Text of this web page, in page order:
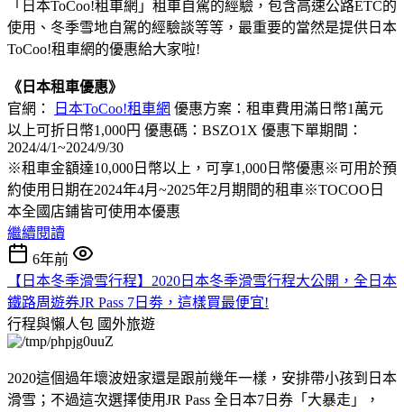
「日本ToCoo!租車網」租車自駕的經驗，包含高速公路ETC的
使用、冬季雪地自駕的經驗談等等，最重要的當然是提供日本
ToCoo!租車網的優惠給大家啦!
《日本租車優惠》
官網：
日本ToCoo!租車網 優惠方案：租車費用滿日幣1萬元
以上可折日幣1,000円 優惠碼：BSZO1X 優惠下單期間：
2024/4/1~2024/9/30
※租車金額達10,000日幣以上，可享1,000日幣優惠※可用於預
約使用日期在2024年4月~2025年2月期間的租車※TOCOO日
本全國店鋪皆可使用本優惠
繼續閱讀
6年前
【日本冬季滑雪行程】2020日本冬季滑雪行程大公開，全日本
鐵路周遊券JR Pass 7日劵，這樣買最便宜!
行程與懶人包 國外旅遊
2020這個過年壞波妞家還是跟前幾年一樣，安排帶小孩到日本
滑雪；不過這次選擇使用JR Pass 全日本7日券「大暴走」，